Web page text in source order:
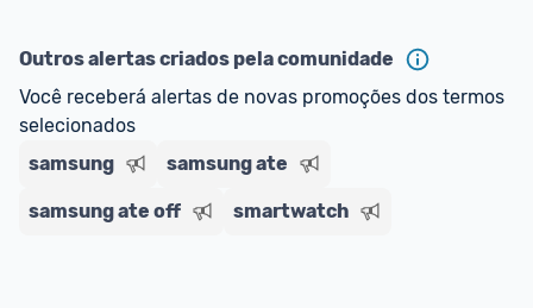
Outros alertas criados pela comunidade
Você receberá alertas de novas promoções dos termos
selecionados
samsung
samsung ate
samsung ate off smartwatch